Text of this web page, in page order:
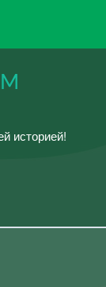
историей!